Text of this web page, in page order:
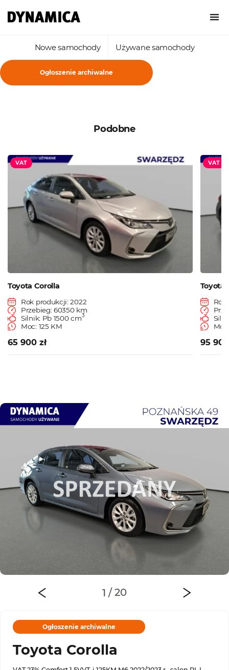
Nowe samochody Używane samochody
Ogłoszenie archiwalne
Podobne
VAT
Toyota Corolla
Rok produkcji: 2022
Przebieg: 60350 km
Silnik: Pb 1500 cm3
Moc: 125 KM
65 900 zł
VAT
Toyota
Rok
95
Ogłoszenie archiwalne
Toyota Corolla